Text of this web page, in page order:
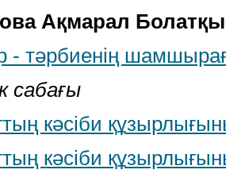
Ақмарал
- тәрбиенің
сабағы
кәсіби
кәсіби